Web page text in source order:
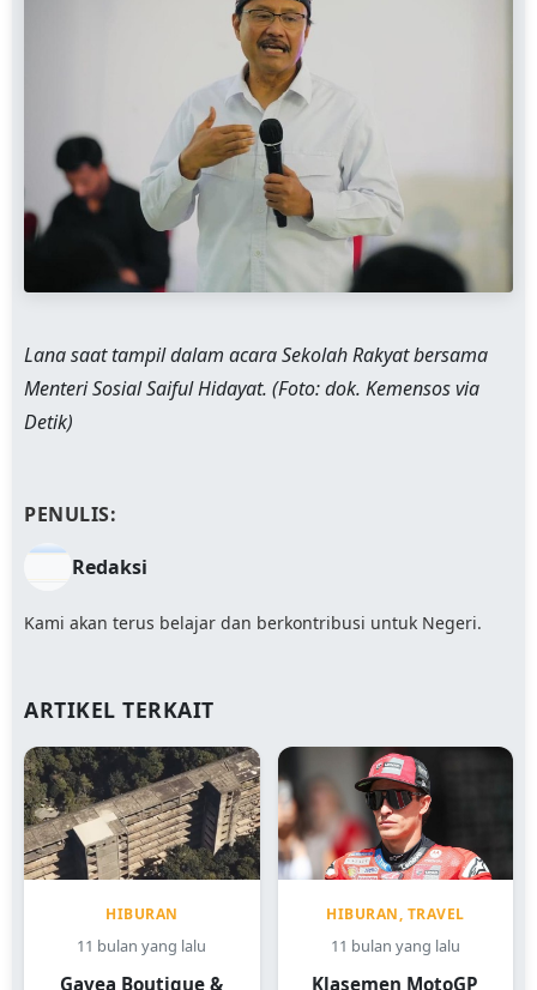
Lana saat tampil dalam acara Sekolah Rakyat bersama
Menteri Sosial Saiful Hidayat. (Foto: dok. Kemensos via
Detik)
PENULIS:
Redaksi
Kami akan terus belajar dan berkontribusi untuk Negeri.
ARTIKEL TERKAIT
HIBURAN
11 bulan yang lalu
Gavea Boutique &
HIBURAN, TRAVEL
11 bulan yang lalu
Klasemen MotoGP